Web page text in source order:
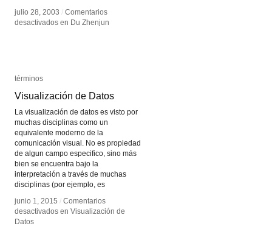
julio 28, 2003 / Comentarios
desactivados en Du Zhenjun
julio 28, 2003 / Comentarios
desactivados en Du Zhenjun
términos
Visualización de Datos
La visualización de datos es visto por
muchas disciplinas como un
equivalente moderno de la
comunicación visual. No es propiedad
de algun campo especifico, sino más
bien se encuentra bajo la
interpretación a través de muchas
disciplinas (por ejemplo, es
junio 1, 2015 / Comentarios
desactivados en Visualización de
Datos
términos
Visualización de Datos
junio 1, 2015 / Comentarios
desactivados en Visualización de
Datos